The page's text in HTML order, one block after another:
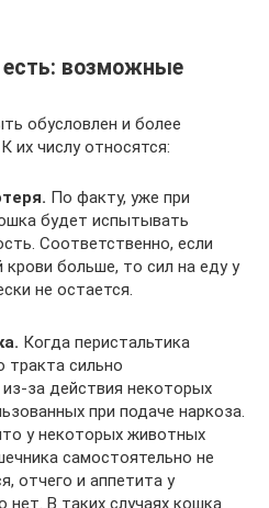
есть: возможные
обусловлен и более
их числу относятся:
По факту, уже при
будет испытывать
Соответственно, если
больше, то сил на еду у
не остается.
Когда перистальтика
тракта сильно
за действия некоторых
при подаче наркоза.
у некоторых животных
самостоятельно не
отчего и аппетита у
В таких случаях кошка